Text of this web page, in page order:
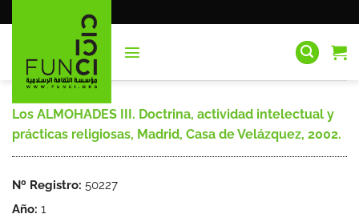
al
Los ALMOHADES III. Doctrina, actividad intelectual y
prácticas religiosas, Madrid, Casa de Velázquez, 2002.
Nº Registro: 50227
Año: 1